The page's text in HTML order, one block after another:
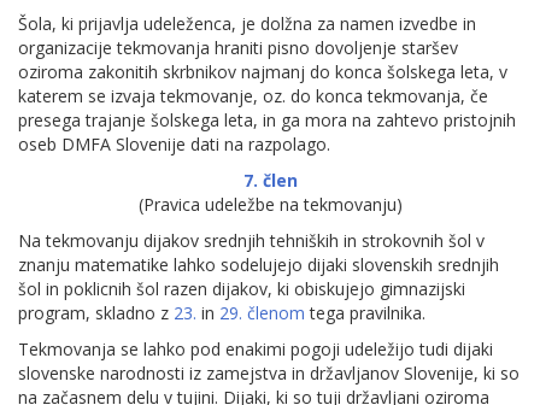
Šola, ki prijavlja udeleženca, je dolžna za namen izvedbe in
organizacije tekmovanja hraniti pisno dovoljenje staršev
oziroma zakonitih skrbnikov najmanj do konca šolskega leta, v
katerem se izvaja tekmovanje, oz. do konca tekmovanja, če
presega trajanje šolskega leta, in ga mora na zahtevo pristojnih
oseb DMFA Slovenije dati na razpolago.
7. člen
(Pravica udeležbe na tekmovanju)
Na tekmovanju dijakov srednjih tehniških in strokovnih šol v
znanju matematike lahko sodelujejo dijaki slovenskih srednjih
šol in poklicnih šol razen dijakov, ki obiskujejo gimnazijski
program, skladno z 23. in 29. členom tega pravilnika.
Tekmovanja se lahko pod enakimi pogoji udeležijo tudi dijaki
slovenske narodnosti iz zamejstva in državljanov Slovenije, ki so
na začasnem delu v tujini. Dijaki, ki so tuji državljani oziroma